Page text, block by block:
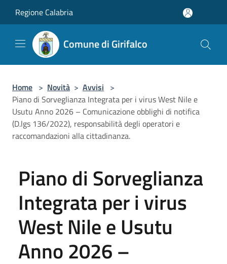
Regione Calabria
Comune di Girifalco
Home > Novità > Avvisi >
Piano di Sorveglianza Integrata per i virus West Nile e
Usutu Anno 2026 – Comunicazione obblighi di notifica
(D.lgs 136/2022), responsabilità degli operatori e
raccomandazioni alla cittadinanza.
Piano di Sorveglianza
Integrata per i virus
West Nile e Usutu
Anno 2026 –